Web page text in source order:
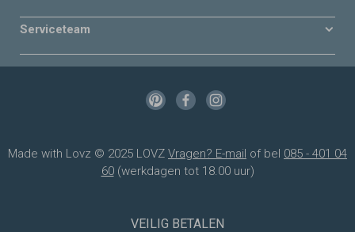
Serviceteam
Made with Lovz © 2025 LOVZ Vragen? E-mail of bel 085 - 401 04
60(werkdagen tot 18.00 uur)
VEILIG BETALEN